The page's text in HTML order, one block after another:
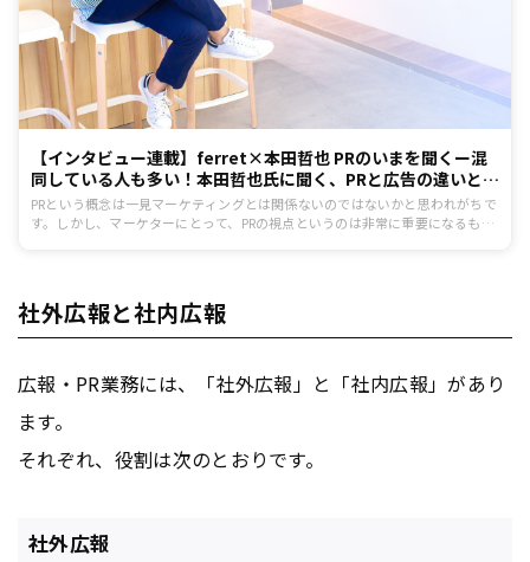
【インタビュー連載】ferret×本田哲也 PRのいまを聞くー混
同している人も多い！本田哲也氏に聞く、PRと広告の違いと
は？
PRという概念は一見マーケティングとは関係ないのではないかと思われがちで
す。しかし、マーケターにとって、PRの視点というのは非常に重要になるも
社外広報と社内広報
広報・PR業務には、「社外広報」と「社内広報」があり
ます。
それぞれ、役割は次のとおりです。
社外広報